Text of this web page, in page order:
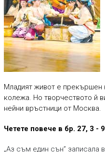
Младият живот е прекършен
колежа. Но творчеството й
нейни връстници от Москва.
Четете повече в бр. 27, 3 -
„Аз съм един сън” записала